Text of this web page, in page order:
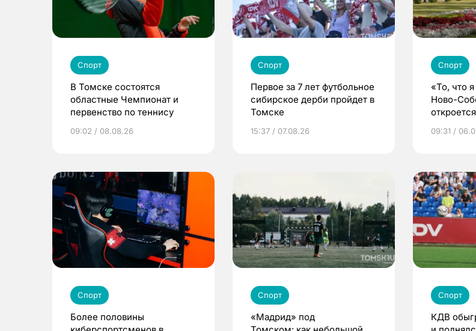
Спорт
В Томске состоятся
областные Чемпионат и
первенство по теннису
09:02 / 08.08.26
Спорт
Первое за 7 лет футбольное
сибирское дерби пройдет в
Томске
15:37 / 07.08.26
Спорт
«То, что
Ново-
09:31 /
Спорт
Более половины
Спорт
«Мадрид» под
Спорт
КДВ